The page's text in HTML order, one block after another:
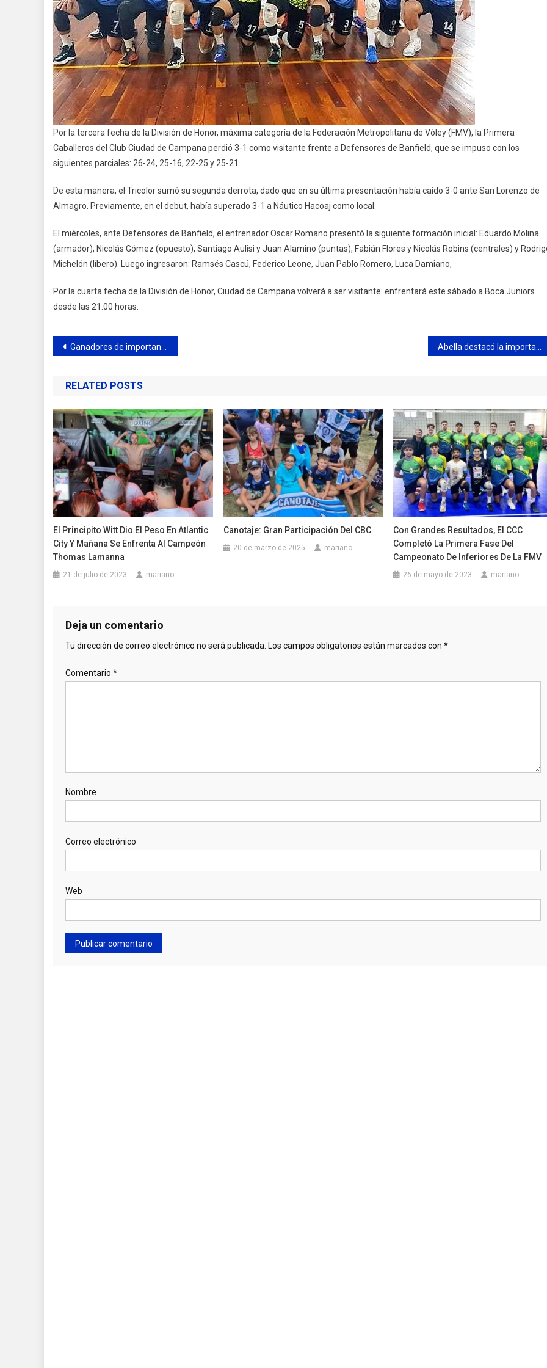
Por la tercera fecha de la División de Honor, máxima categoría de la Federación Metropolitana de Vóley (FMV), la Primera
Caballeros del Club Ciudad de Campana perdió 3-1 como visitante frente a Defensores de Banfield, que se impuso con los
siguientes parciales: 26-24, 25-16, 22-25 y 25-21.
De esta manera, el Tricolor sumó su segunda derrota, dado que en su última presentación había caído 3-0 ante San Lorenzo de
Almagro. Previamente, en el debut, había superado 3-1 a Náutico Hacoaj como local.
El miércoles, ante Defensores de Banfield, el entrenador Oscar Romano presentó la siguiente formación inicial: Eduardo Molina
(armador), Nicolás Gómez (opuesto), Santiago Aulisi y Juan Alamino (puntas), Fabián Flores y Nicolás Robins (centrales) y
Michelón (líbero). Luego ingresaron: Ramsés Cascú, Federico Leone, Juan Pablo Romero, Luca Damiano,
Por la cuarta fecha de la División de Honor, Ciudad de Campana volverá a ser visitante: enfrentará este sábado a Boca Juniors
desde las 21.00 horas.
Navegación
de
entradas
Ganadores de importante concurso literario recibieron sus premios
RELATED POSTS
El Principito Witt Dio El Peso En Atlantic
City Y Mañana Se Enfrenta Al Campeón
Thomas Lamanna
21 de julio de 2023 mariano
Canotaje: Gran Participación Del CBC
20 de marzo de 2025 mariano
Con Grandes Resultados, El CCC
Completó La Primera Fase Del
Campeonato De Inferiores De La FMV
26 de mayo de 2023 mariano
Deja un comentario
Tu dirección de correo electrónico no será publicada. Los campos obligatorios están marcados con *
Comentario *
Nombre
Correo electrónico
Web